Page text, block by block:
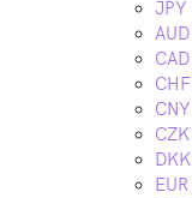
JPY
AUD
CAD
CHF
CNY
CZK
DKK
EUR